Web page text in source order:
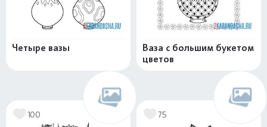
Четыре вазы
Ваза с большим букетом
цветов
100 75